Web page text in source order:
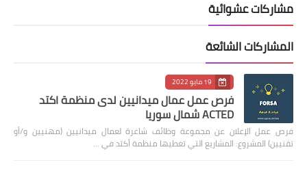
مشاركات عشوائية
المشاركات الشائعة
19 مايو 2022
فرص عمل عمال ميدانيين لدى منظمة اكتد
ACTED شمال سوريا
فرص عمل الإعلان عن مجموعة وظائف شاغرة لعمال ميدانيين (مهنيين و/أو
تقنيين) المشروع: المشاريع التي تغطيها منظمة أكتد في …